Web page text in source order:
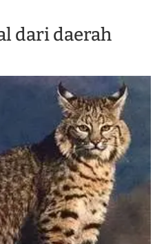
dari daerah